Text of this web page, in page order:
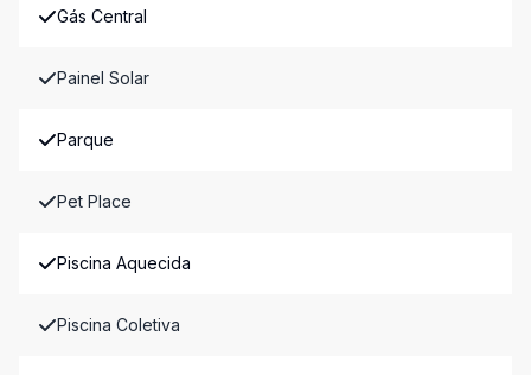
Gás Central
Painel Solar
Parque
Pet Place
Piscina Aquecida
Piscina Coletiva